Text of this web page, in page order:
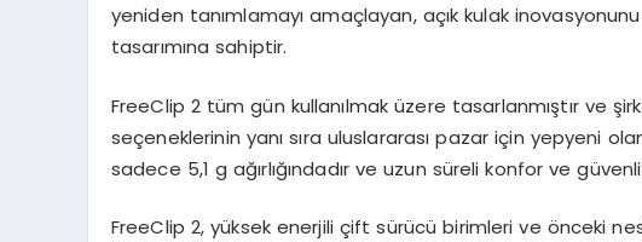
yeniden tanımlamayı amaçlayan, açık kulak
tasarımına sahiptir.
FreeClip 2 tüm gün kullanılmak üzere tasarlanmıştır ve
seçeneklerinin yanı sıra uluslararası pazar için yepyeni
sadece 5,1 g ağırlığındadır ve uzun süreli konfor ve
FreeClip 2, yüksek enerjili çift sürücü birimleri ve önceki